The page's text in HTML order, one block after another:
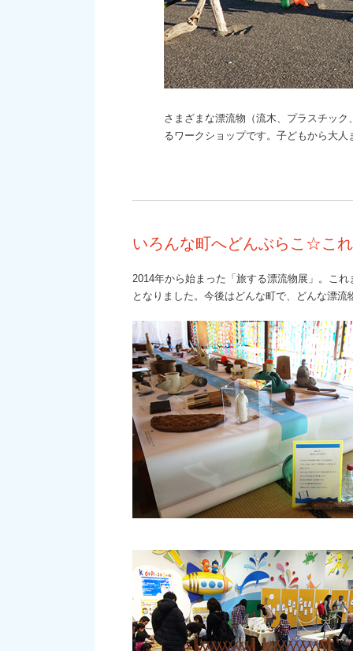
さまざまな漂流物（流木、プラスチッ
るワークショップです。子どもから大
いろんな町へどんぶらこ☆こ
2014年から始まった「旅する漂流物展」。こ
となりました。今後はどんな町で、どんな漂